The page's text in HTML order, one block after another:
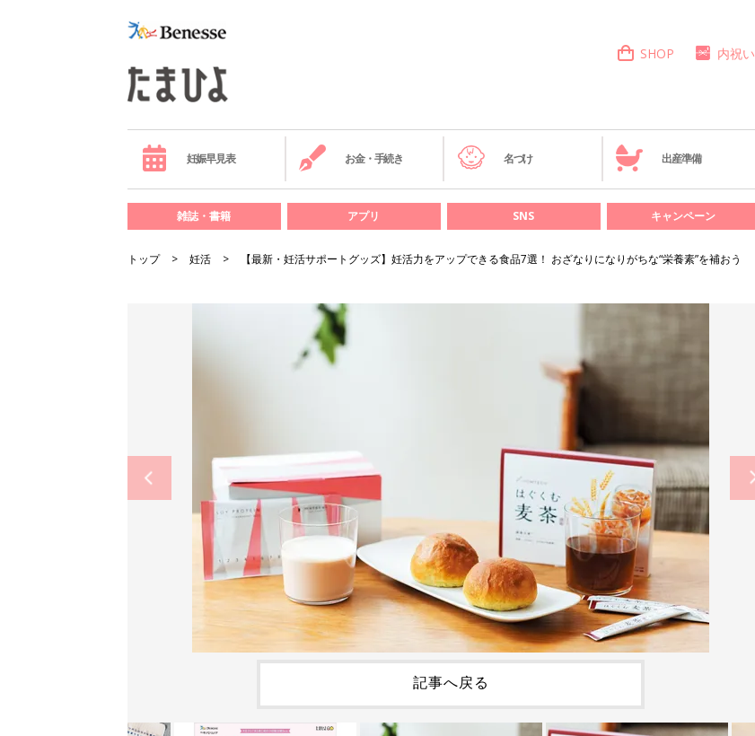
SHOP 内祝い
妊娠早見表 お金・手続き 名づけ 出産準備
雑誌・書籍 アプリ SNS キャンペーン
トップ 妊活 【最新・妊活サポートグッズ】妊活力をアップできる食品7選！ おざなりになりがちな“栄養素”を補おう
記事へ戻る